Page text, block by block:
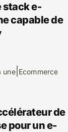
stack e-
capable de
une| Ecommerce
de
pour un e-